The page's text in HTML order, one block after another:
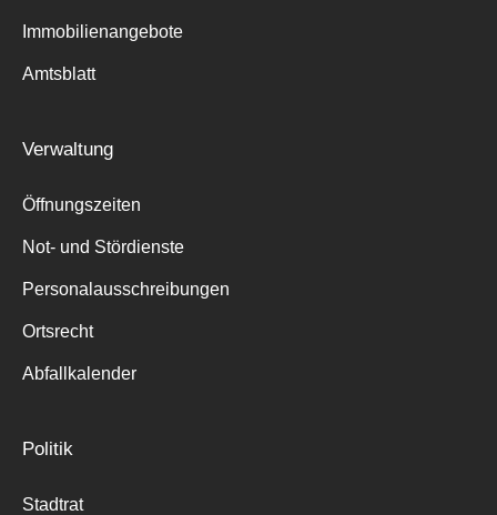
Immobilienangebote
Amtsblatt
Verwaltung
Öffnungszeiten
Not- und Stördienste
Personalausschreibungen
Ortsrecht
Abfallkalender
Politik
Stadtrat